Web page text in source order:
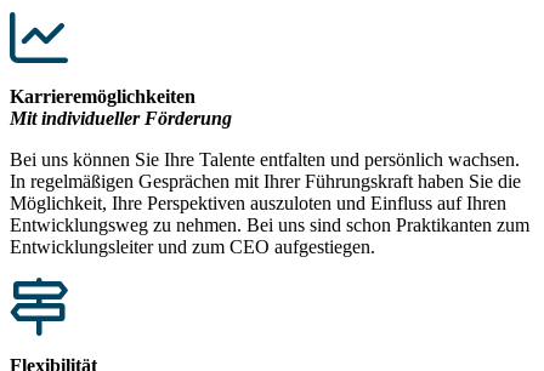
Karrieremöglichkeiten
Mit individueller Förderung
Bei uns können Sie Ihre Talente entfalten und persönlich wachsen.
In regelmäßigen Gesprächen mit Ihrer Führungskraft haben Sie die
Möglichkeit, Ihre Perspektiven auszuloten und Einfluss auf Ihren
Entwicklungsweg zu nehmen. Bei uns sind schon Praktikanten zum
Entwicklungsleiter und zum CEO aufgestiegen.
Flexibilität